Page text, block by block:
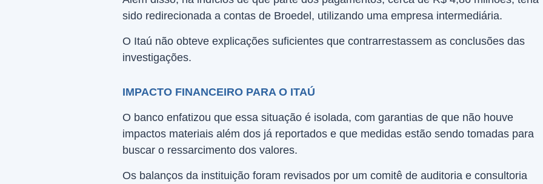
sido redirecionada a contas de Broedel, utilizando uma empresa intermediária.
O Itaú não obteve explicações suficientes que contrarrestassem as conclusões das
investigações.
IMPACTO FINANCEIRO PARA O ITAÚ
O banco enfatizou que essa situação é isolada, com garantias de que não houve
impactos materiais além dos já reportados e que medidas estão sendo tomadas para
buscar o ressarcimento dos valores.
Os balanços da instituição foram revisados por um comitê de auditoria e consultoria